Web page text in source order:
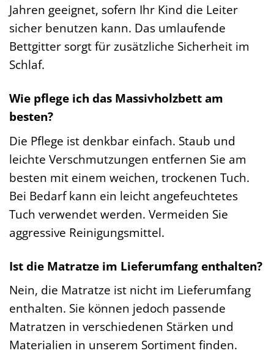
Jahren geeignet, sofern Ihr Kind die Leiter
sicher benutzen kann. Das umlaufende
Bettgitter sorgt für zusätzliche Sicherheit im
Schlaf.
Wie pflege ich das Massivholzbett am
besten?
Die Pflege ist denkbar einfach. Staub und
leichte Verschmutzungen entfernen Sie am
besten mit einem weichen, trockenen Tuch.
Bei Bedarf kann ein leicht angefeuchtetes
Tuch verwendet werden. Vermeiden Sie
aggressive Reinigungsmittel.
Ist die Matratze im Lieferumfang enthalten?
Nein, die Matratze ist nicht im Lieferumfang
enthalten. Sie können jedoch passende
Matratzen in verschiedenen Stärken und
Materialien in unserem Sortiment finden.